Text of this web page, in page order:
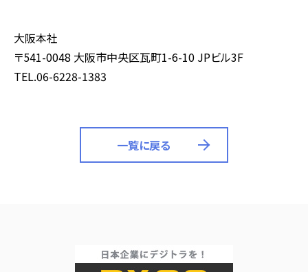
大阪本社
〒541-0048 大阪市中央区瓦町1-6-10 JPビル3F
TEL.06-6228-1383
一覧に戻る